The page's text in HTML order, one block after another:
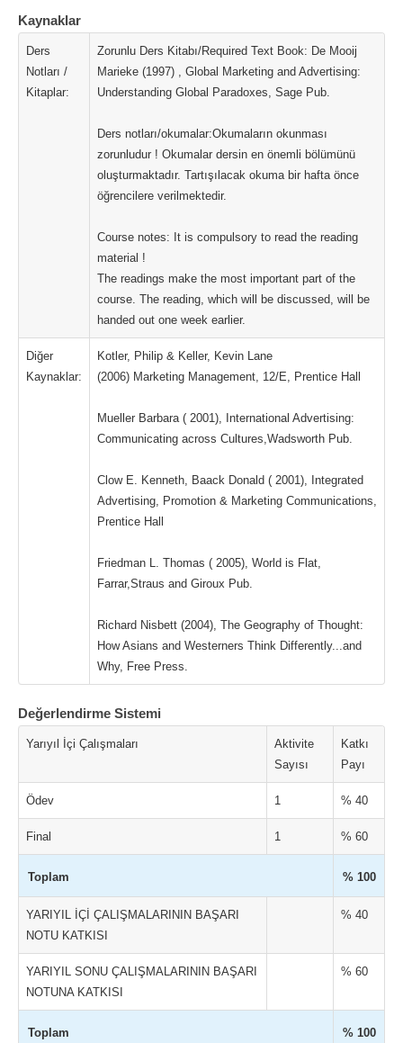
Kaynaklar
Ders
Notları /
Kitaplar:
Zorunlu Ders Kitabı/Required Text Book: De Mooij
Marieke (1997) , Global Marketing and Advertising:
Understanding Global Paradoxes, Sage Pub.
Ders notları/okumalar:Okumaların okunması
zorunludur ! Okumalar dersin en önemli bölümünü
oluşturmaktadır. Tartışılacak okuma bir hafta önce
öğrencilere verilmektedir.
Course notes: It is compulsory to read the reading
material !
The readings make the most important part of the
course. The reading, which will be discussed, will be
handed out one week earlier.
Diğer
Kaynaklar:
Kotler, Philip & Keller, Kevin Lane
(2006) Marketing Management, 12/E, Prentice Hall
Mueller Barbara ( 2001), International Advertising:
Communicating across Cultures,Wadsworth Pub.
Clow E. Kenneth, Baack Donald ( 2001), Integrated
Advertising, Promotion & Marketing Communications,
Prentice Hall
Friedman L. Thomas ( 2005), World is Flat,
Farrar,Straus and Giroux Pub.
Richard Nisbett (2004), The Geography of Thought:
How Asians and Westerners Think Differently...and
Why, Free Press.
Değerlendirme Sistemi
Yarıyıl İçi Çalışmaları
Aktivite
Sayısı
Katkı
Payı
Ödev 1 % 40
Final 1 % 60
Toplam % 100
YARIYIL İÇİ ÇALIŞMALARININ BAŞARI
NOTU KATKISI
% 40
YARIYIL SONU ÇALIŞMALARININ BAŞARI
NOTUNA KATKISI
% 60
Toplam % 100